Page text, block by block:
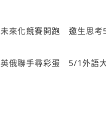
來化競賽開跑 邀生思考
俄聯手尋彩蛋 5/1外語